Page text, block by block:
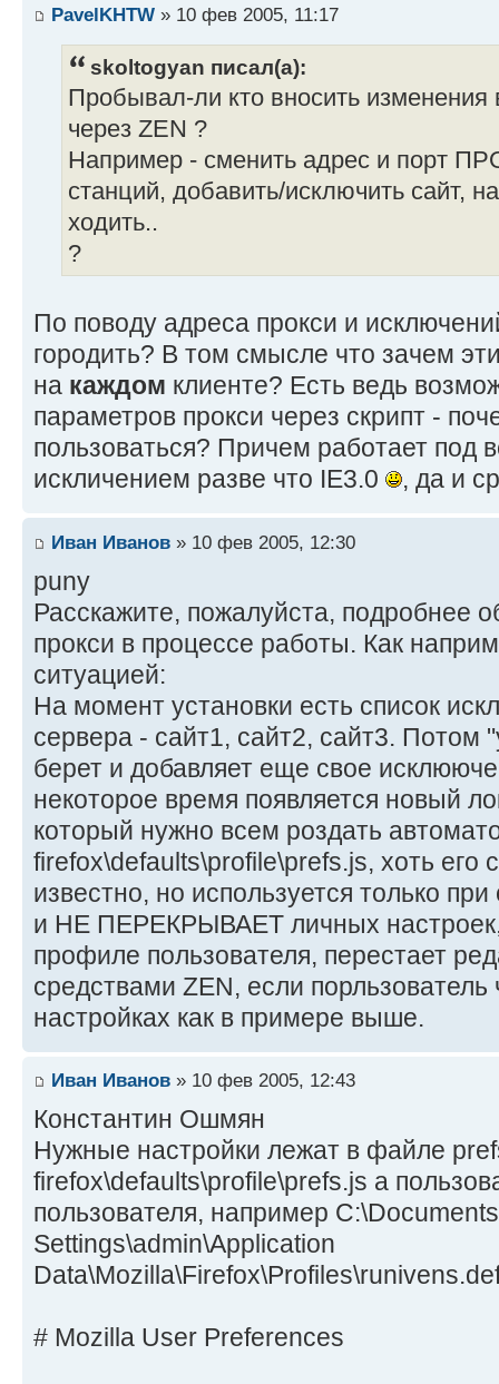
PavelKHTW » 10 фев 2005, 11:17
skoltogyan писал(а):
Пробывал-ли кто вносить
через ZEN ?
Например - сменить адрес и порт
станций, добавить/исключить сайт,
ходить..
?
По поводу адреса прокси и
городить? В том смысле что зачем
на каждом клиенте? Есть ведь
параметров прокси через скрипт -
пользоваться? Причем работает под
искличением разве что IE3.0
, да и
Иван Иванов » 10 фев 2005, 12:30
puny
Расскажите, пожалуйста, подробнее
прокси в процессе работы. Как
ситуацией:
На момент установки есть список
сервера - сайт1, сайт2, сайт3. Потом
берет и добавляет еще свое
некоторое время появляется новый
который нужно всем роздать
firefox\defaults\profile\prefs.js, хоть его
известно, но используется только
и НЕ ПЕРЕКРЫВАЕТ личных
профиле пользователя, перестает
средствами ZEN, если порльзователь
настройках как в примере выше.
Иван Иванов » 10 фев 2005, 12:43
Константин Ошмян
Нужные настройки лежат в файле
firefox\defaults\profile\prefs.js а
пользователя, например
Settings\admin\Application
# Mozilla User Preferences